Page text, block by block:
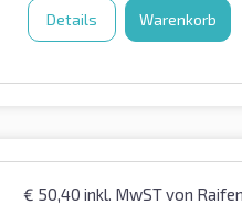
Details Warenkorb
€ 50,40 inkl. MwSTvon